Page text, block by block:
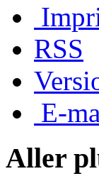
RSS
E-
Aller